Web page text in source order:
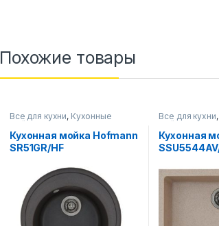
Похожие товары
Все для кухни, Кухонные
мойки
Кухонная мойка Hofmann
SR51GR/HF
Все для кухни,
мойки
Кухонная